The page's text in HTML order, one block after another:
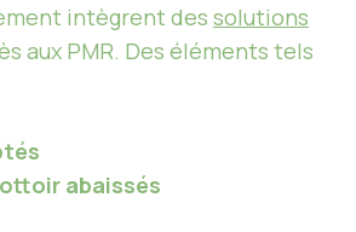
intègrent des solutions
aux PMR. Des éléments tels
abaissés